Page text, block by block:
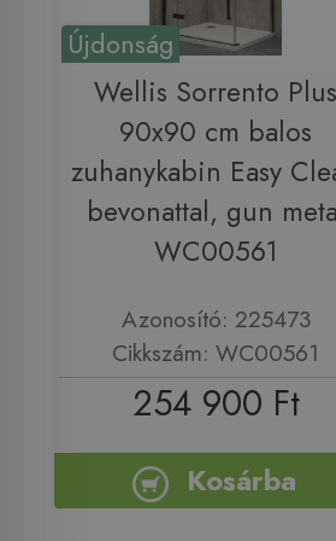
Újdonság
Wellis Sorrento Plus
90x90 cm balos
zuhanykabin Easy
bevonattal, gun
WC00561
Azonosító: 225473
Cikkszám: WC00561
254 900 Ft
Kosárba